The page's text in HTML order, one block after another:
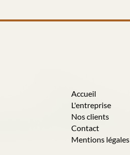
Accueil
L'entreprise
Nos clients
Contact
Mentions légales